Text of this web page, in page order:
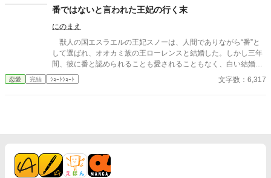
番ではないと言われた王妃の行く末
にのまえ
獣人の国エスラエルの王妃スノーは、人間でありながら“番”と
して選ばれ、オオカミ族の王ローレンスと結婚した。しかし三年
間、彼に番と認められることも愛されることもなく、白い結婚の
まま冷遇され続ける。 それでも王妃として国に尽くしてきたス
ノーだったが、ある日、ローレンスが別の令嬢レイアーを懐妊さ
式の誓いの瞬間へと戻される。 番から逃れようと、スノーは何
度も死を選ぶが――。
恋愛 完結 ｼｮｰﾄｼｮｰﾄ 文字数：6,317